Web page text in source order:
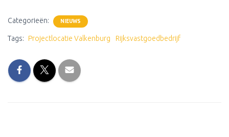
Categorieën: NIEUWS
Tags: Projectlocatie Valkenburg Rijksvastgoedbedrijf